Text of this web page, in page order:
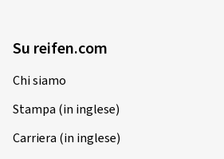
Su reifen.com
Chi siamo
Stampa (in inglese)
Carriera (in inglese)